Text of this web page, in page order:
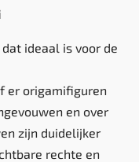
ideaal is voor de
er origamifiguren
en over
zijn duidelijker
rechte en